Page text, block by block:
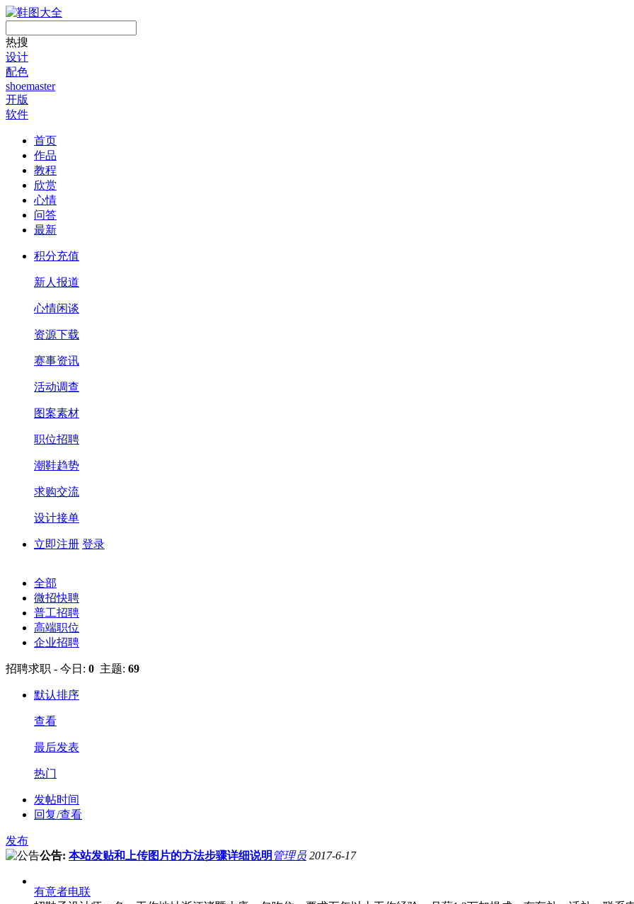
热搜
设计
配色
shoemaster
开版
软件
首页
作品
教程
欣赏
心情
问答
最新
积分充值
新人报道
心情闲谈
资源下载
赛事资讯
活动调查
图案素材
职位招聘
潮鞋趋势
求购交流
设计接单
立即注册 登录
全部
微招快聘
普工招聘
高端职位
企业招聘
招聘求职 - 今日: 0 主题: 69
默认排序
查看
最后发表
热门
发帖时间
回复/查看
发布
公告: 本站发贴和上传图片的方法步骤详细说明 管理员 2017-6-17
有意者电联